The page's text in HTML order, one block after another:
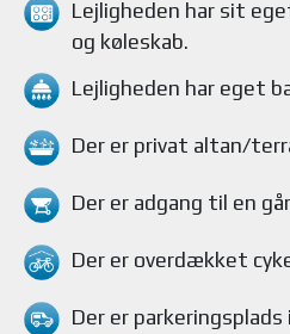
Lejligheden har sit
og køleskab.
Lejligheden har eget
Der er privat altan/
Der er adgang til en
Der er overdækket
Der er